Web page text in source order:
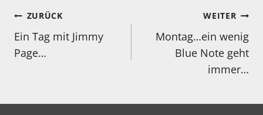
Beitragsnavigation
ZURÜCK
Ein Tag mit Jimmy
Page…
WEITER
Montag…ein wenig
Blue Note geht
immer…